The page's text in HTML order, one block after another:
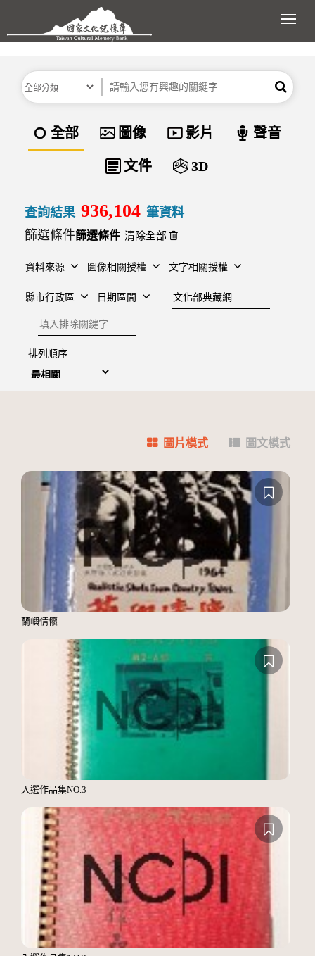
跳到主要內容區塊
展
分類 關鍵字 搜尋
資料類型
全部 圖像 影片 聲音
文件 3D
查詢結果 936,104 筆資料
篩選條件
清除全部
資料來源 圖像相關授權 文字相關授權
縣市行政區 日期區間
建檔單位
排除關鍵字
排列順序
圖片模式 圖文模式
蘭嶼情懷
入選作品集NO.3